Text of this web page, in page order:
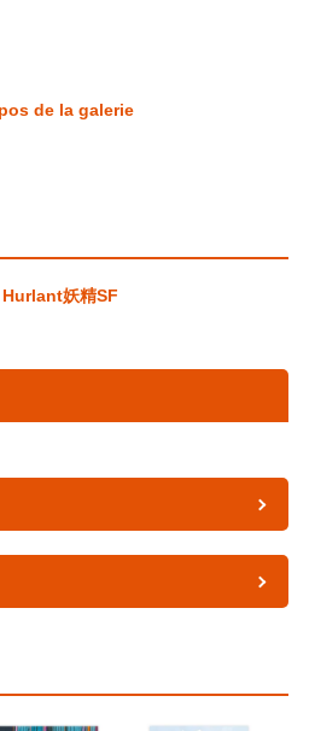
de la galerie
Hurlant妖精SF